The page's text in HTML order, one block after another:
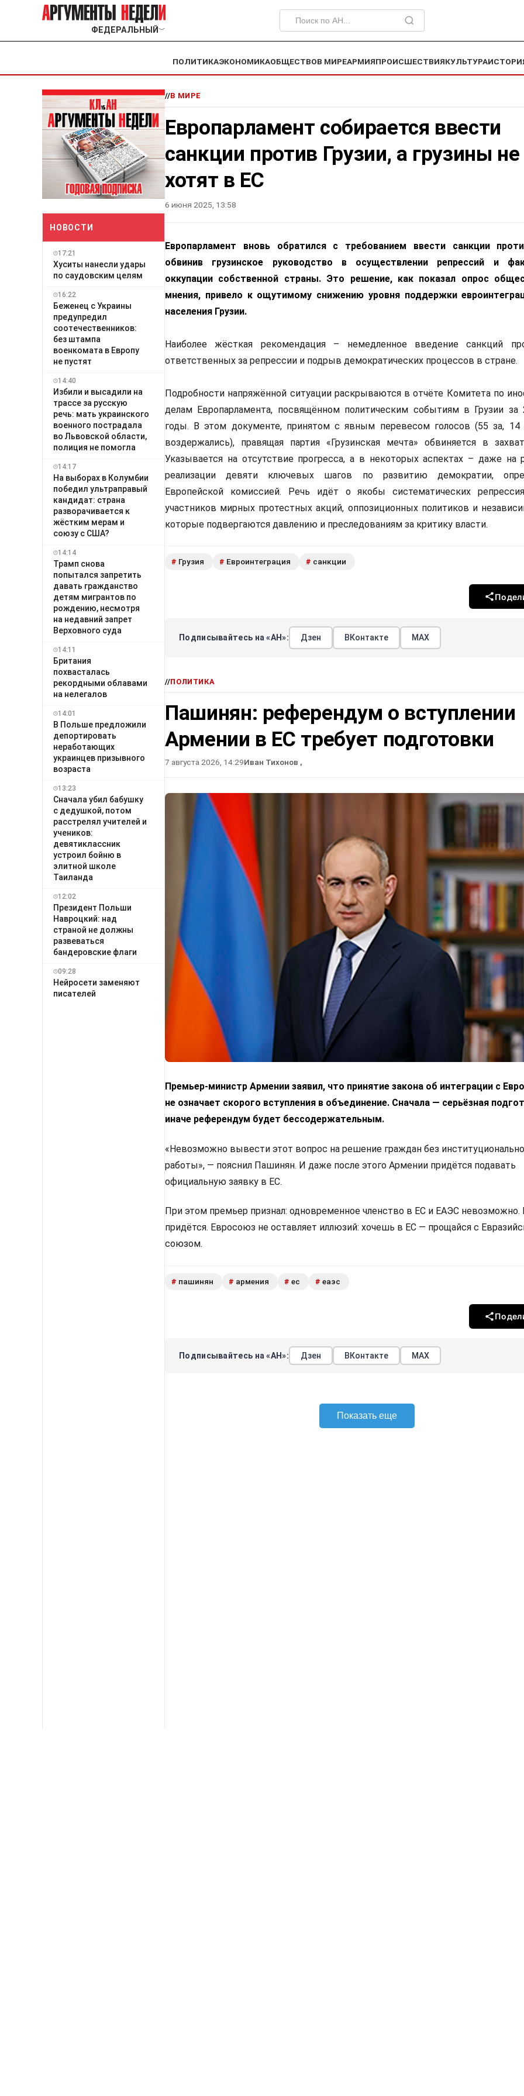
ФЕДЕРАЛЬНЫЙ ﹀
ПОЛИТИКАЭКОНОМИКАОБЩЕСТВОВ МИРЕАРМИЯПРОИСШЕСТВИЯКУЛЬТУРА
НОВОСТИ
17:21
Хуситы нанесли удары
по саудовским целям
16:22
Беженец с Украины
предупредил
соотечественников:
без штампа
военкомата в Европу
не пустят
14:40
Избили и высадили на
трассе за русскую
речь: мать украинского
военного пострадала
во Львовской области,
полиция не помогла
14:17
На выборах в Колумбии
победил ультраправый
кандидат: страна
разворачивается к
жёстким мерам и
союзу с США?
14:14
Трамп снова
попытался запретить
давать гражданство
детям мигрантов по
рождению, несмотря
на недавний запрет
Верховного суда
14:11
Британия
похвасталась
рекордными облавами
на нелегалов
14:01
В Польше предложили
депортировать
неработающих
украинцев призывного
возраста
13:23
Сначала убил бабушку
с дедушкой, потом
расстрелял учителей и
учеников:
девятиклассник
устроил бойню в
элитной школе
Таиланда
12:02
Президент Польши
Навроцкий: над
страной не должны
развеваться
бандеровские флаги
09:28
Нейросети заменяют
писателей
//В МИРЕ
Европарламент собирается ввести
санкции против Грузии, а грузины не
хотят в ЕС
6 июня 2025, 13:58
Европарламент вновь обратился с требованием ввести санкции
обвинив грузинское руководство в осуществлении репрессий и
оккупации собственной страны. Это решение, как показал опрос
мнения, привело к ощутимому снижению уровня поддержки
населения Грузии.
Наиболее жёсткая рекомендация – немедленное введение санкций
ответственных за репрессии и подрыв демократических процессов в стране.
Подробности напряжённой ситуации раскрываются в отчёте Комитета по
делам Европарламента, посвящённом политическим событиям в Грузии за
годы. В этом документе, принятом с явным перевесом голосов (55 за, 14
воздержались), правящая партия «Грузинская мечта» обвиняется в
Указывается на отсутствие прогресса, а в некоторых аспектах – даже на
реализации девяти ключевых шагов по развитию демократии,
Европейской комиссией. Речь идёт о якобы систематических
участников мирных протестных акций, оппозиционных политиков и
которые подвергаются давлению и преследованиям за критику власти.
# Грузия # Евроинтеграция # санкции
Подписывайтесь на «АН»: Дзен ВКонтакте МАХ
//ПОЛИТИКА
Пашинян: референдум о вступлении
Армении в ЕС требует подготовки
7 августа 2026, 14:29Иван Тихонов ,
Премьер-министр Армении заявил, что принятие закона об интеграции с
не означает скорого вступления в объединение. Сначала — серьёзная
иначе референдум будет бессодержательным.
«Невозможно вывести этот вопрос на решение граждан без
работы», — пояснил Пашинян. И даже после этого Армении придётся подавать
официальную заявку в ЕС.
При этом премьер признал: одновременное членство в ЕС и ЕАЭС невозможно.
придётся. Евросоюз не оставляет иллюзий: хочешь в ЕС — прощайся с
союзом.
# пашинян # армения # ес # еаэс
Подписывайтесь на «АН»: Дзен ВКонтакте МАХ
Показать еще